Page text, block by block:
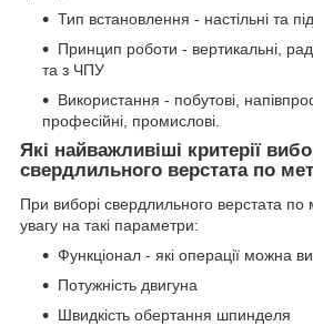
Тип встановлення - настільні та
Принцип роботи - вертикальні,
та з ЧПУ
Використання - побутові,
професійні, промислові.
Які найважливіші критерії
свердлильного верстата по
При виборі свердлильного верстата по
увагу на такі параметри:
Функціонал - які операції можна
Потужність двигуна
Швидкість обертання шпинделя